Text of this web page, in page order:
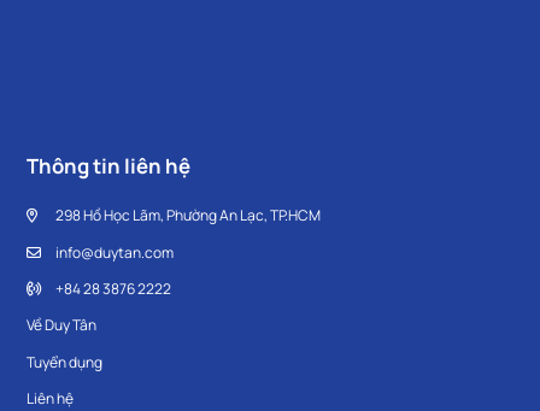
Thông tin liên hệ
298 Hồ Học Lãm, Phường An Lạc, TP.HCM
info@duytan.com
+84 28 3876 2222
Về Duy Tân
Tuyển dụng
Liên hệ